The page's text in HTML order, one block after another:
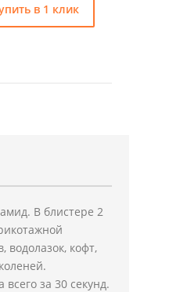
в 1 клик
В блистере 2
водолазок, кофт,
за 30 секунд.